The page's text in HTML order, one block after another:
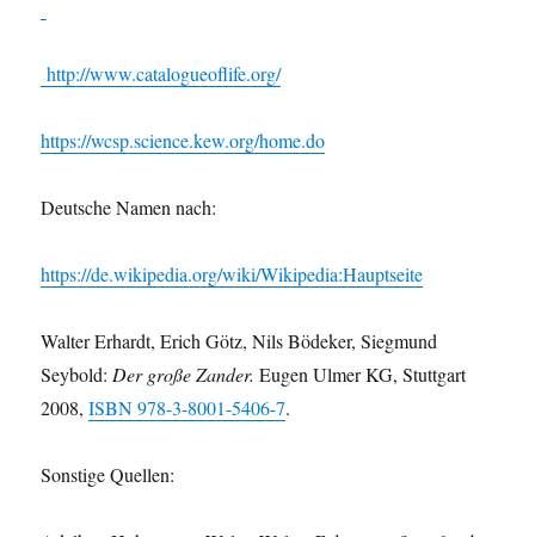
http://www.catalogueoflife.org/
https://wcsp.science.kew.org/home.do
Deutsche Namen nach:
https://de.wikipedia.org/wiki/Wikipedia:Hauptseite
Walter Erhardt, Erich Götz, Nils Bödeker, Siegmund
Seybold:Der große Zander. Eugen Ulmer KG, Stuttgart
2008,ISBN 978-3-8001-5406-7.
Sonstige Quellen: